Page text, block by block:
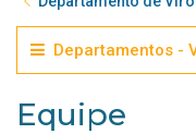
Departamentos -
Equipe